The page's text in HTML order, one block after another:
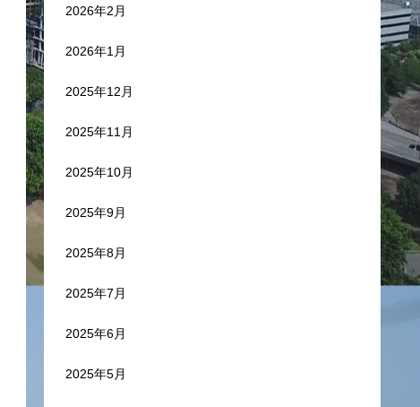
2026年2月
2026年1月
2025年12月
2025年11月
2025年10月
2025年9月
2025年8月
2025年7月
2025年6月
2025年5月